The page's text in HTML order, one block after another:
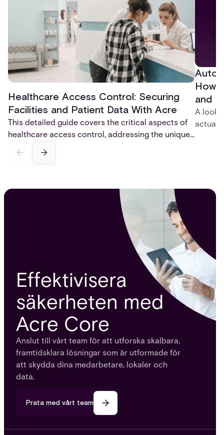
Healthcare Access Control: Securing
Facilities and Patient Data With Acre
This detailed guide covers the critical aspects of
healthcare access control, addressing the unique
regulatory compliance, and patient safety.
How
and
A look
Effektivisera
säkerheten med
Acre Core
Anslut till vårt team för att utforska skalbara,
framtidsklara lösningar som är utformade för
att skydda dina medarbetare, lokaler och
data.
Prata med vårt team